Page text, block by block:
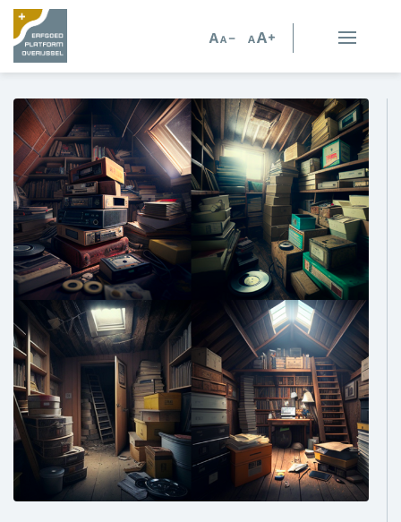
Erfgoedorganisaties
Verhalen
Kennis en advies
Kennisbank
Persoonlijk advies
Nieuws
Agenda
Over ons
Wie zijn wij?